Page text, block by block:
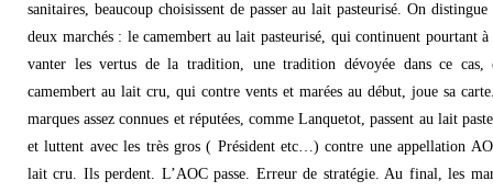
sanitaires, beaucoup choisissent de passer au lait pasteurisé. On distingue
deux marchés : le camembert au lait pasteurisé, qui continuent pourtant à
vanter les vertus de la tradition, une tradition dévoyée dans ce cas,
camembert au lait cru, qui contre vents et marées au début, joue sa
marques assez connues et réputées, comme Lanquetot, passent au lait
et luttent avec les très gros ( Président etc…) contre une appellation
lait cru. Ils perdent. L’AOC passe. Erreur de stratégie. Au final, les